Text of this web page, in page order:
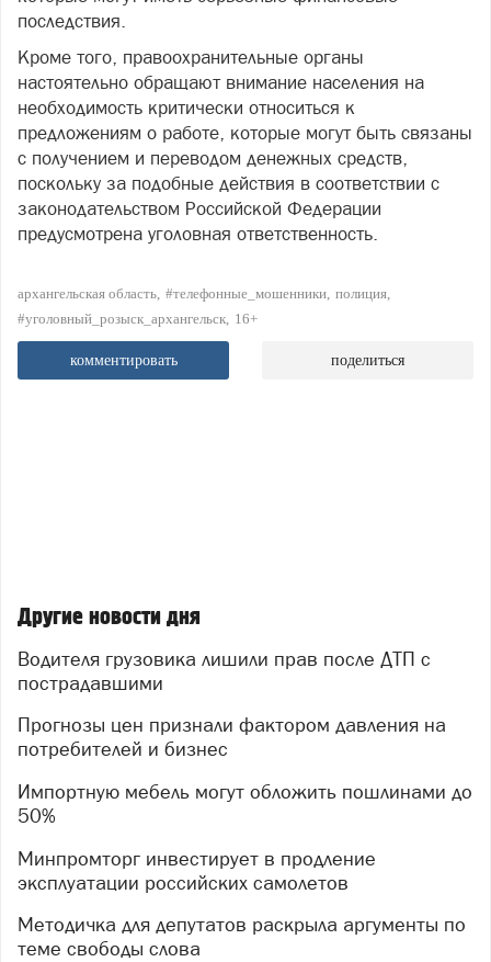
последствия.
Кроме того, правоохранительные органы
настоятельно обращают внимание населения на
необходимость критически относиться к
предложениям о работе, которые могут быть связаны
с получением и переводом денежных средств,
поскольку за подобные действия в соответствии с
законодательством Российской Федерации
предусмотрена уголовная ответственность.
архангельская область #телефонные_мошенники полиция
#уголовный_розыск_архангельск 16+
комментировать поделиться
Другие новости дня
Водителя грузовика лишили прав после ДТП с
пострадавшими
Прогнозы цен признали фактором давления на
потребителей и бизнес
Импортную мебель могут обложить пошлинами до
50%
Минпромторг инвестирует в продление
эксплуатации российских самолетов
Методичка для депутатов раскрыла аргументы по
теме свободы слова